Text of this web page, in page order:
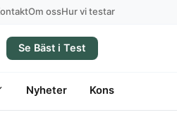
Om ossHur vi testar
Se Bäst i Test
Nyheter